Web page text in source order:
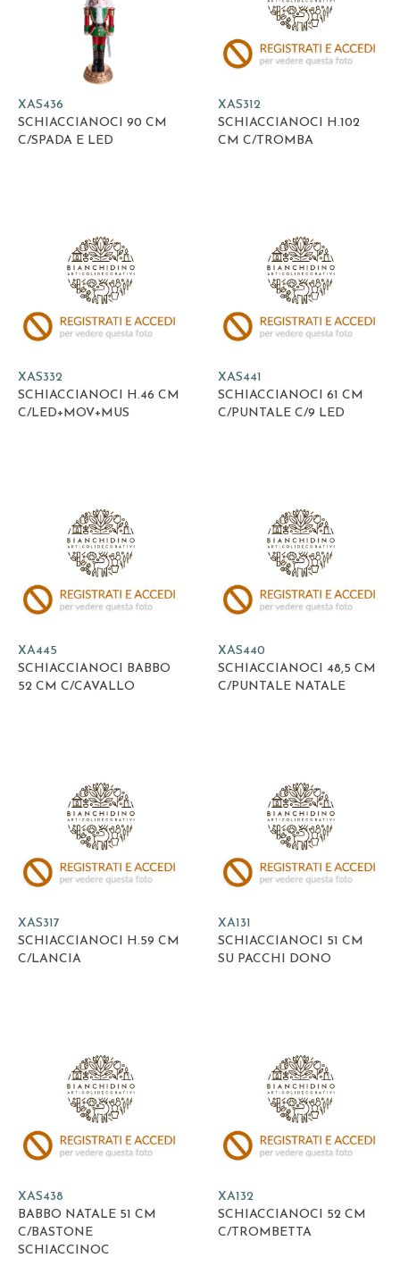
XAS436
SCHIACCIANOCI 90 CM
C/SPADA E LED
XAS312
SCHIACCIANOCI H.102
CM C/TROMBA
XAS332
SCHIACCIANOCI H.46 CM
C/LED+MOV+MUS
XAS441
SCHIACCIANOCI 61 CM
C/PUNTALE C/9 LED
XA445
SCHIACCIANOCI BABBO
52 CM C/CAVALLO
XAS440
SCHIACCIANOCI 48,5 CM
C/PUNTALE NATALE
XAS317
SCHIACCIANOCI H.59 CM
C/LANCIA
XA131
SCHIACCIANOCI 51 CM
SU PACCHI DONO
XAS438
BABBO NATALE 51 CM
C/BASTONE
SCHIACCINOC
XA132
SCHIACCIANOCI 52 CM
C/TROMBETTA